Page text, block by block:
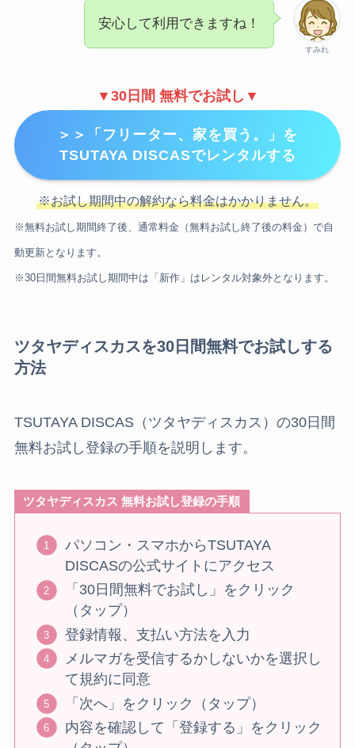
すみれ
安心して利用できますね！
▼30日間 無料でお試し▼
＞＞「フリーター、家を買う。」を
TSUTAYA DISCASでレンタルする
※お試し期間中の解約なら料金はかかりません。
※無料お試し期間終了後、通常料金（無料お試し終了後の料金）で自
動更新となります。
※30日間無料お試し期間中は「新作」はレンタル対象外となります。
ツタヤディスカスを30日間無料でお試しする
方法
TSUTAYA DISCAS（ツタヤディスカス）の30日間
無料お試し登録の手順を説明します。
ツタヤディスカス 無料お試し登録の手順
パソコン・スマホからTSUTAYA
DISCASの公式サイトにアクセス
「30日間無料でお試し」をクリック
（タップ）
登録情報、支払い方法を入力
メルマガを受信するかしないかを選択し
て規約に同意
「次へ」をクリック（タップ）
内容を確認して「登録する」をクリック